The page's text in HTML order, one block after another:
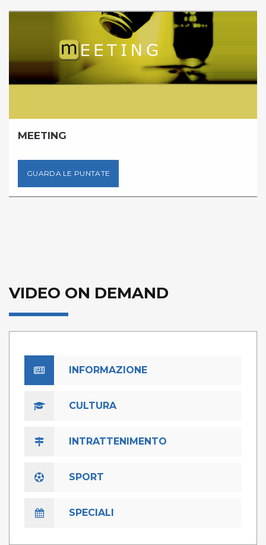
MEETING
GUARDA LE PUNTATE
VIDEO ON DEMAND
INFORMAZIONE
CULTURA
INTRATTENIMENTO
SPORT
SPECIALI